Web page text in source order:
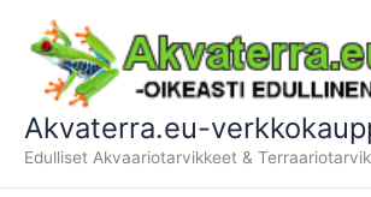
sisältöön
Akvaterra.eu-
Edulliset Akvaariotarvikkeet &